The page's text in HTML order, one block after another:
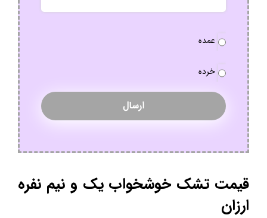
نوع
عمده
خرده
قیمت تشک خوشخواب یک و نیم نفره
ارزان